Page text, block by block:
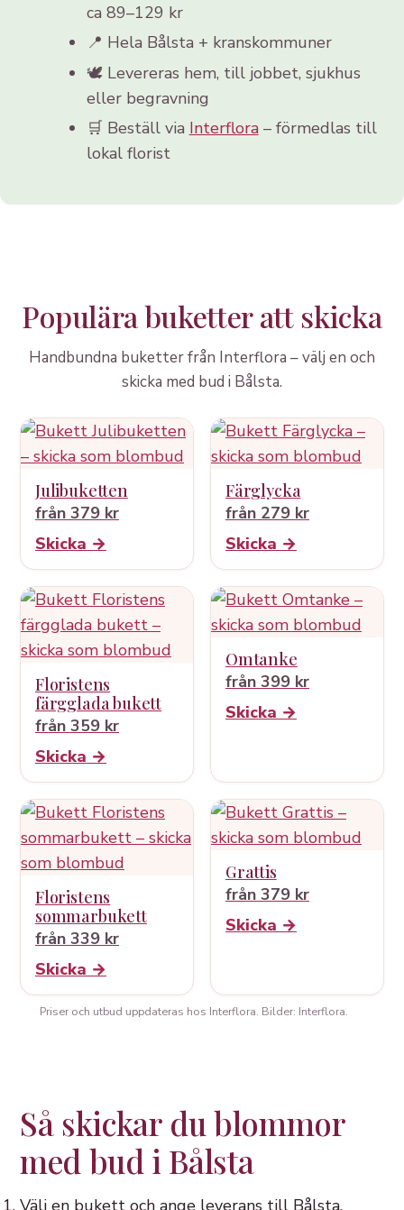
ca 89–129 kr
📍 Hela Bålsta + kranskommuner
🕊️ Levereras hem, till jobbet, sjukhus
eller begravning
🛒 Beställ via Interflora– förmedlas till
lokal florist
Populära buketter att skicka
Handbundna buketter från Interflora – välj en och
skicka med bud i Bålsta.
Julibuketten
från 379 kr
Skicka →
Färglycka
från 279 kr
Skicka →
Floristens
färgglada bukett
från 359 kr
Skicka →
Omtanke
från 399 kr
Skicka →
Floristens
sommarbukett
från 339 kr
Skicka →
Grattis
från 379 kr
Skicka →
Priser och utbud uppdateras hos Interflora. Bilder: Interflora.
Så skickar du blommor
med bud i Bålsta
Välj en bukett och ange leverans till Bålsta.